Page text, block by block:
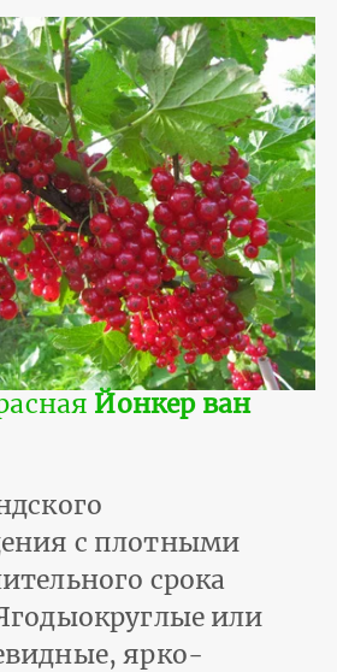
Йонкер ван
с плотными
срока
или
ярко-